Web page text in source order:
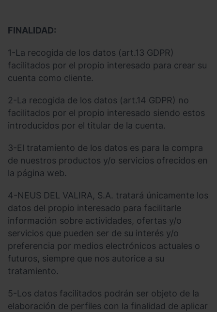
FINALIDAD:
1-La recogida de los datos (art.13 GDPR)
facilitados por el propio interesado para crear su
cuenta como cliente.
2-La recogida de los datos (art.14 GDPR) no
facilitados por el propio interesado siendo estos
introducidos por el titular de la cuenta.
3-El tratamiento de los datos es para la compra
de nuestros productos y/o servicios ofrecidos en
la página web.
4-NEUS DEL VALIRA, S.A. tratará únicamente los
datos del propio interesado para facilitarle
información sobre actividades, ofertas y/o
servicios que pueden ser de su interés y/o
preferencia por medios electrónicos actuales o
futuros, siempre que nos autorice a su
tratamiento.
5-Los datos facilitados podrán ser objeto de la
elaboración de perfiles con la finalidad de aplicar